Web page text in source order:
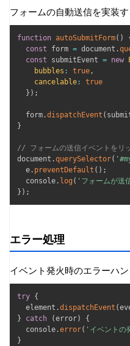
フォームの自動送信を実装す
function autoSubmitForm( )
const form = document .
const submitEvent = new
bubbles : true,
cancelable :
true
} ) ;
  form
.dispatchEvent (
}
// フォームの送信イベントをリ
document .querySelector(
  e
. preventDefault ( ) ;
  console
. log ( 'フォームが送
} ) ;
エラー処理
イベント発火時のエラーハ
try {
  element
.dispatchEvent (
}
catch (error)
{
  console
.error( 'イベントの
}